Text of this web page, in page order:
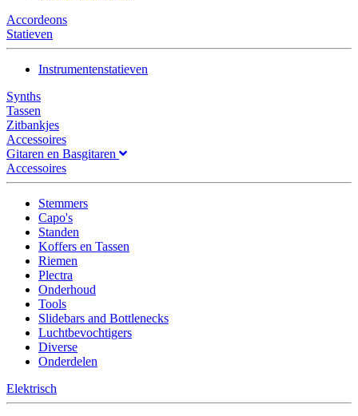
Accordeons
Statieven
Instrumentenstatieven
Synths
Tassen
Zitbankjes
Accessoires
Gitaren en Basgitaren
Accessoires
Stemmers
Capo's
Standen
Koffers en Tassen
Riemen
Plectra
Onderhoud
Tools
Slidebars and Bottlenecks
Luchtbevochtigers
Diverse
Onderdelen
Elektrisch